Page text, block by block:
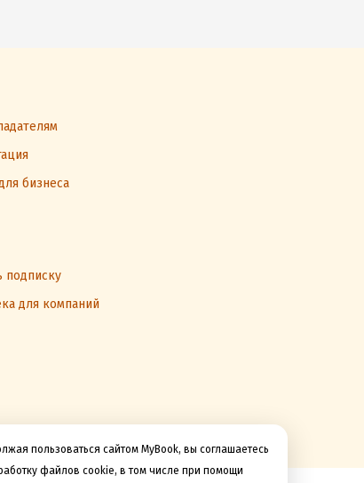
пользоваться сайтом MyBook, вы соглашаетесь
файлов cookie, в том числе при помощи
бизнеса
подписку
для компаний